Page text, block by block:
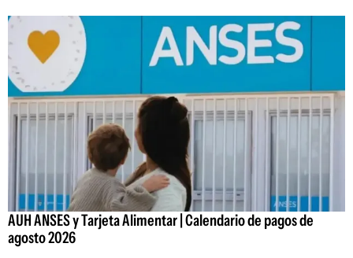
AUH ANSES y Tarjeta Alimentar | Calendario de pagos de
agosto 2026